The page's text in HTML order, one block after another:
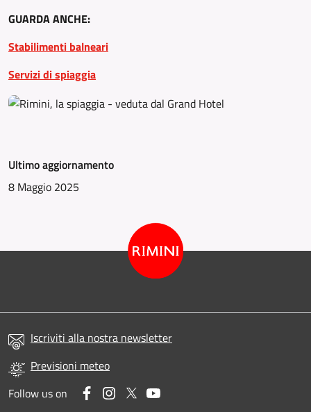
GUARDA ANCHE:
Stabilimenti balneari
Servizi di spiaggia
Ultimo aggiornamento
8 Maggio 2025
Iscriviti alla nostra newsletter
Previsioni meteo
Follow us on
FacebookInstagram
Twitter